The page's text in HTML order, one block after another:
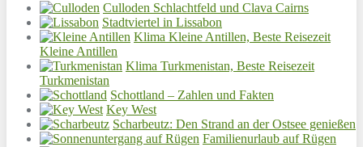
Culloden Schlachtfeld und Clava Cairns
Stadtviertel in Lissabon
Klima Kleine Antillen, Beste Reisezeit
Kleine Antillen
Klima Turkmenistan, Beste Reisezeit
Turkmenistan
Schottland – Zahlen und Fakten
Key West
Scharbeutz: Den Strand an der Ostsee genießen
Familienurlaub auf Rügen